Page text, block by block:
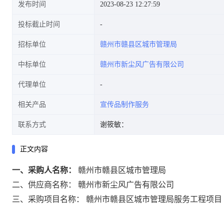
发布时间 2023-08-23 12:27:59
投标截止时间
招标单位 赣州市赣县区城市管理局
中标单位 赣州市新尘风广告有限公司
代理单位
相关产品 宣传品制作服务
联系方式 谢筱敏：
正文内容
一、采购人名称：
赣州市赣县区城市管理局
二、供应商名称：
赣州市新尘风广告有限公司
三、采购项目名称：
赣州市赣县区城市管理局服务工程项目